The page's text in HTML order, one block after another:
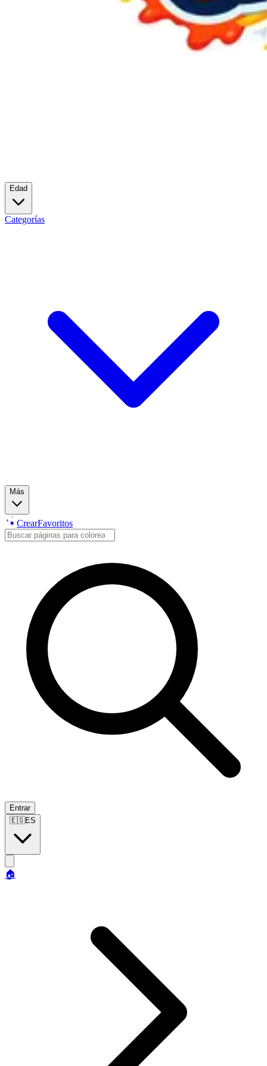
Edad
Categorías
Más
CrearFavoritos
Entrar
🇪🇸ES
🏠